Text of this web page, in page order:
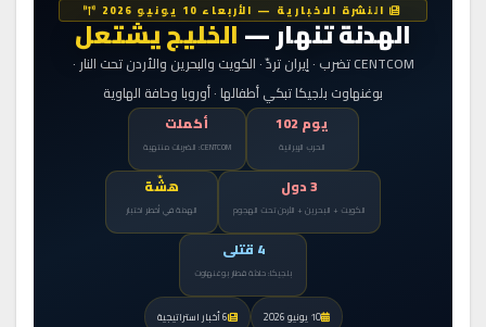
النشرة الاخبارية — الأربعاء 10 يونيو 2026
الهدنة تنهار —الخليج يشتعل
CENTCOM تضرب · إيران تردّ · الكويت والبحرين والأردن تحت النار ·
بوغنهاوت بلجيكا تبكي أطفالها · أوروبا وحافة الهاوية
يوم 102
الحرب الإيرانية
أكملت
CENTCOM: الضربات منتهية
الكويت + البحرين + الأردن تحت الهجوم
هشّة
الهدنة في أخطر اختبار
بلجيكا: حادثة قطار بوغنهاوت
10 يونيو 2026 6 أخبار استراتيجية